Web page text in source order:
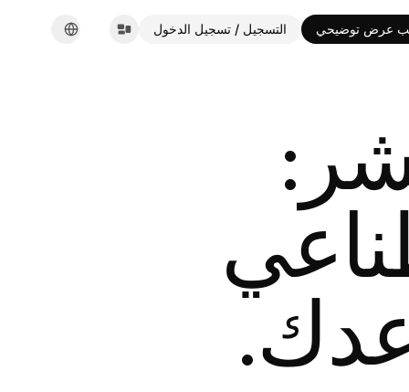
عرض توضيحي التسجيل / تسجيل الدخول
: